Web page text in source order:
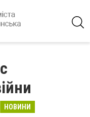
НОВИНИ